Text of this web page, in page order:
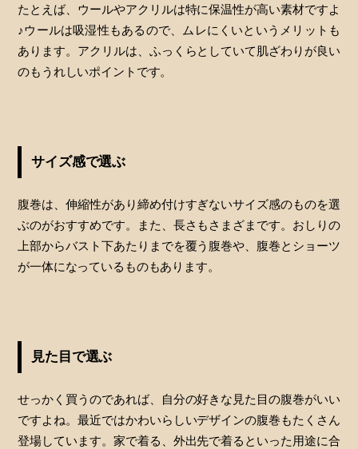
たとえば、ウールやアクリルは特に保温性が高い素材ですよ
♪ウールは吸湿性もあるので、ムレにくいというメリットも
あります。アクリルは、ふっくらとしていて肌ざわりが良い
のもうれしいポイントです。
サイズ感で選ぶ
腹巻は、伸縮性があり締め付けすぎないサイズ感のものを選
ぶのがおすすめです。また、長さもさまざまです。おしりの
上部からバスト下あたりまでを覆う腹巻や、腹巻とショーツ
が一体になっているものもあります。
見た目で選ぶ
せっかく買うのであれば、自分の好きな見た目の腹巻がいい
ですよね。最近ではかわいらしいデザインの腹巻もたくさん
登場しています。家で着る、外出先で着るといった用途に合